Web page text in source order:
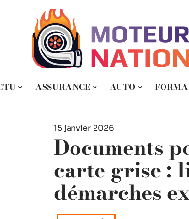
ASSURANCE AUTO
15 janvier 2026
Documents
carte grise :
démarches